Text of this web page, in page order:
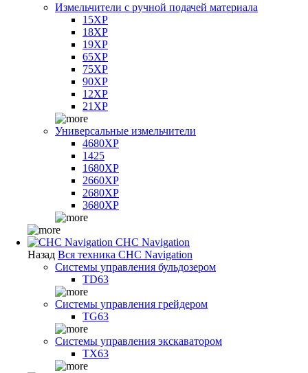
Измельчители с ручной подачей материала
15XP
18XP
19XP
65XP
75XP
90XP
12XP
21XP
Универсальные измельчители
4680XP
1425
1680XP
2660XP
2680XP
3680XP
CHC Navigation
Назад Вся техника CHC Navigation
Системы управления бульдозером
TD63
Системы управления грейдером
TG63
Системы управления экскаватором
TX63